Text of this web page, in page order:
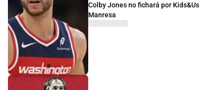
Colby Jones no fichará por Kids&Us
Manresa